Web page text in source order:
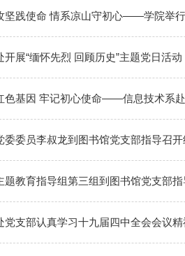
坚践使命 情系凉山守初心——学院举
开展“缅怀先烈 回顾历史”主题党日活动
色基因 牢记初心使命——信息技术系
委委员李叔龙到图书馆党支部指导召
题教育指导组第三组到图书馆党支部
党支部认真学习十九届四中全会会议精